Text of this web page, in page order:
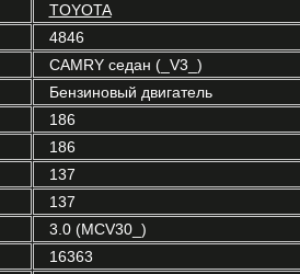
TOYOTA
4846
CAMRY седан (_V3_)
Бензиновый двигатель
186
186
137
137
3.0 (MCV30_)
16363